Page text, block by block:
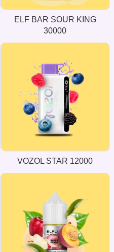
ELF BAR SOUR KING
30000
VOZOL STAR 12000